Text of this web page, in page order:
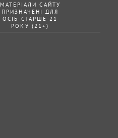
МАТЕРІАЛИ САЙТУ
ПРИЗНАЧЕНІ ДЛЯ
ОСІБ СТАРШЕ 21
РОКУ (21+)